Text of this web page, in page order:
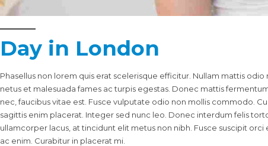
Day in London
Phasellus non lorem quis erat scelerisque efficitur. Nullam mattis
netus et malesuada fames ac turpis egestas. Donec mattis
nec, faucibus vitae est. Fusce vulputate odio non mollis commodo.
sagittis enim placerat. Integer sed nunc leo. Donec interdum felis
ullamcorper lacus, at tincidunt elit metus non nibh. Fusce suscipit
ac enim. Curabitur in placerat mi.